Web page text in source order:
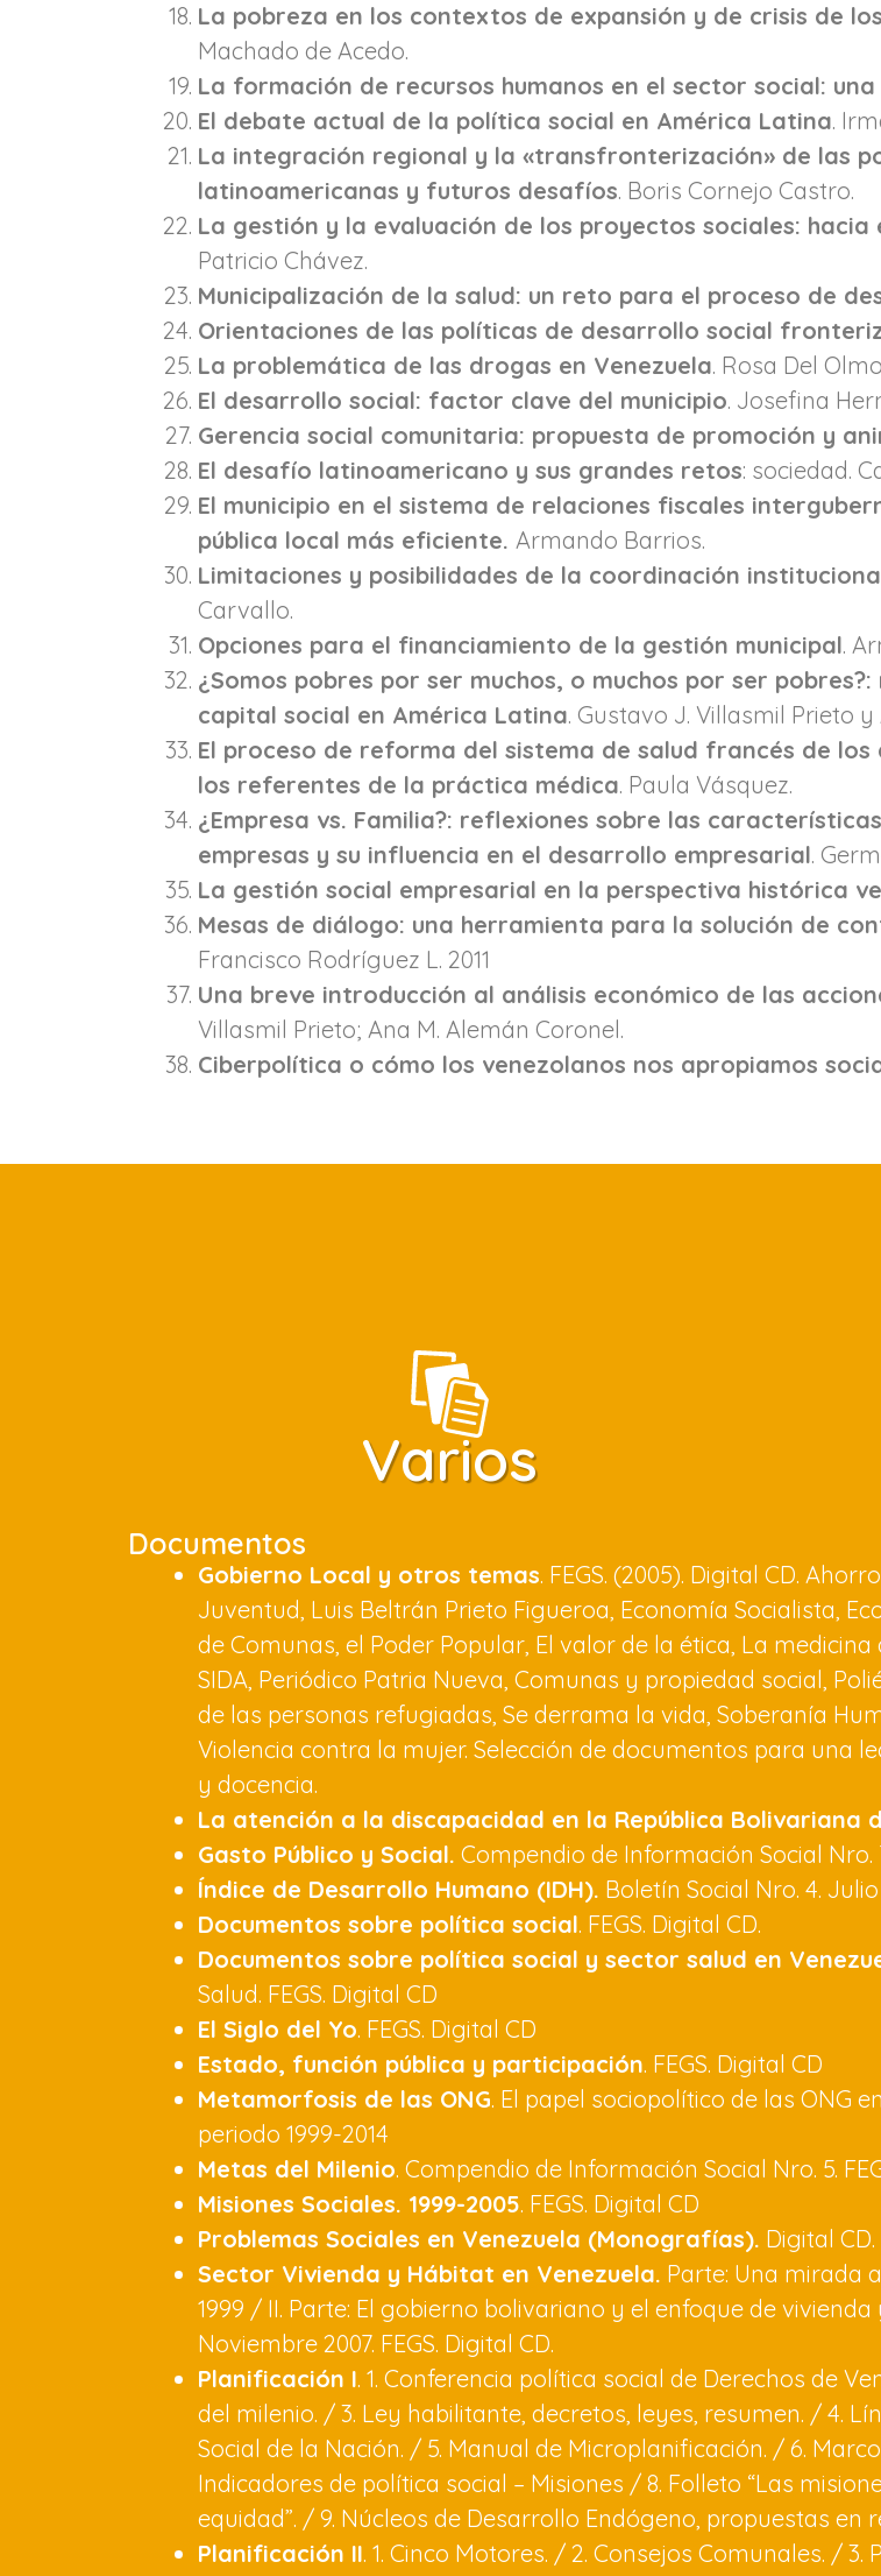
La pobreza en los contextos de expansión y de crisis de
Machado de Acedo.
La formación de recursos humanos en el sector social:
El debate actual de la política social en América Latina.
La integración regional y la «transfronterización» de las
latinoamericanas y futuros desafíos. Boris Cornejo Castro.
La gestión y la evaluación de los proyectos sociales:
Patricio Chávez.
Municipalización de la salud: un reto para el proceso de
Orientaciones de las políticas de desarrollo social
La problemática de las drogas en Venezuela. Rosa Del
El desarrollo social: factor clave del municipio. Josefina
Gerencia social comunitaria: propuesta de promoción y
El desafío latinoamericano y sus grandes retos: sociedad.
El municipio en el sistema de relaciones fiscales
pública local más eficiente. Armando Barrios.
Limitaciones y posibilidades de la coordinación
Carvallo.
Opciones para el financiamiento de la gestión municipal.
¿Somos pobres por ser muchos, o muchos por ser
capital social en América Latina. Gustavo J. Villasmil Prieto
El proceso de reforma del sistema de salud francés de
los referentes de la práctica médica. Paula Vásquez.
¿Empresa vs. Familia?: reflexiones sobre las
empresas y su influencia en el desarrollo empresarial.
La gestión social empresarial en la perspectiva histórica
Mesas de diálogo: una herramienta para la solución de
Francisco Rodríguez L. 2011
Una breve introducción al análisis económico de las
Villasmil Prieto; Ana M. Alemán Coronel.
Ciberpolítica o cómo los venezolanos nos apropiamos
Varios
Documentos
Gobierno Local y otros temas. FEGS. (2005). Digital CD.
Juventud, Luis Beltrán Prieto Figueroa, Economía Socialista,
de Comunas, el Poder Popular, El valor de la ética, La
SIDA, Periódico Patria Nueva, Comunas y propiedad social,
de las personas refugiadas, Se derrama la vida, Soberanía
Violencia contra la mujer. Selección de documentos para una
y docencia.
La atención a la discapacidad en la República Bolivariana
Gasto Público y Social. Compendio de Información Social Nro.
Índice de Desarrollo Humano (IDH). Boletín Social Nro. 4. Julio
Documentos sobre política social. FEGS. Digital CD.
Documentos sobre política social y sector salud en
Salud. FEGS. Digital CD
El Siglo del Yo. FEGS. Digital CD
Estado, función pública y participación. FEGS. Digital CD
Metamorfosis de las ONG. El papel sociopolítico de las ONG
periodo 1999-2014
Metas del Milenio. Compendio de Información Social Nro. 5.
Misiones Sociales. 1999-2005. FEGS. Digital CD
Problemas Sociales en Venezuela (Monografías). Digital CD.
Sector Vivienda y Hábitat en Venezuela. Parte: Una mirada
1999 / II. Parte: El gobierno bolivariano y el enfoque de
Noviembre 2007. FEGS. Digital CD.
Planificación I. 1. Conferencia política social de Derechos de
del milenio. / 3. Ley habilitante, decretos, leyes, resumen. / 4.
Social de la Nación. / 5. Manual de Microplanificación. / 6.
Indicadores de política social – Misiones / 8. Folleto “Las
equidad”. / 9. Núcleos de Desarrollo Endógeno, propuestas en
Planificación II. 1. Cinco Motores. / 2. Consejos Comunales. /